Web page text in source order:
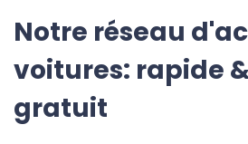
Notre réseau
voitures: rapide &
gratuit